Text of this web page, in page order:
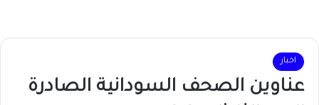
اخبار
عناوين الصحف السودانية الصادرة